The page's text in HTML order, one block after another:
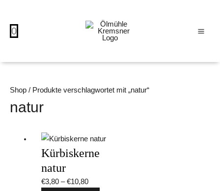
springen
0
Shop / Produkte verschlagwortet mit „natur“
natur
Kürbiskerne
natur
€3,80 –€10,80
Preisspanne:
€3,80
€10,80
Dieses
Produkt
mehrere